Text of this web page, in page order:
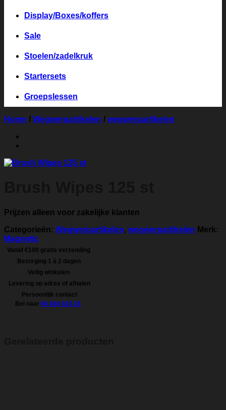
Display/Boxes/koffers
Sale
Stoelen/zadelkruk
Startersets
Groepslessen
Home / Wegwerpartikelen / wegwerpartikelen
Prijzen alleen voor zakelijke klanten
Categorieën: Wegwerpartikelen, wegwerpartikelen Merk:
Magnetic
Vanaf €100 gratis verzending
Bezorging 1 á 2 dagen
Veilig winkelen
Levering op adres of afhalen
Persoonlijk contact
Bel naar 06 484 024 18